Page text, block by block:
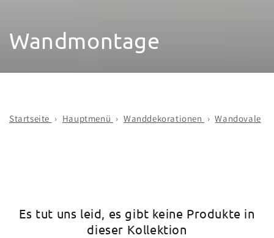
Kollektion:
Wandmontage
Startseite › Hauptmenü › Wanddekorationen › Wandovale
Es tut uns leid, es gibt keine Produkte in
dieser Kollektion